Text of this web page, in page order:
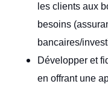
les clients aux
besoins
bancaires/
Développer et
en offrant une